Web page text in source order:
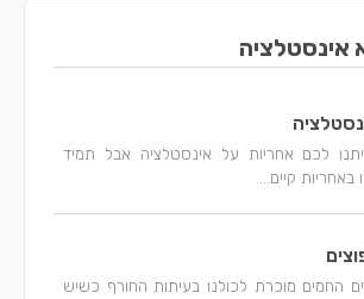
אינסטלציה
יתנו לכם אחריות על אינסטלציה אבל תמיד
קיים....
החמים מוכרת לכולנו בעיתות החורף כשיש